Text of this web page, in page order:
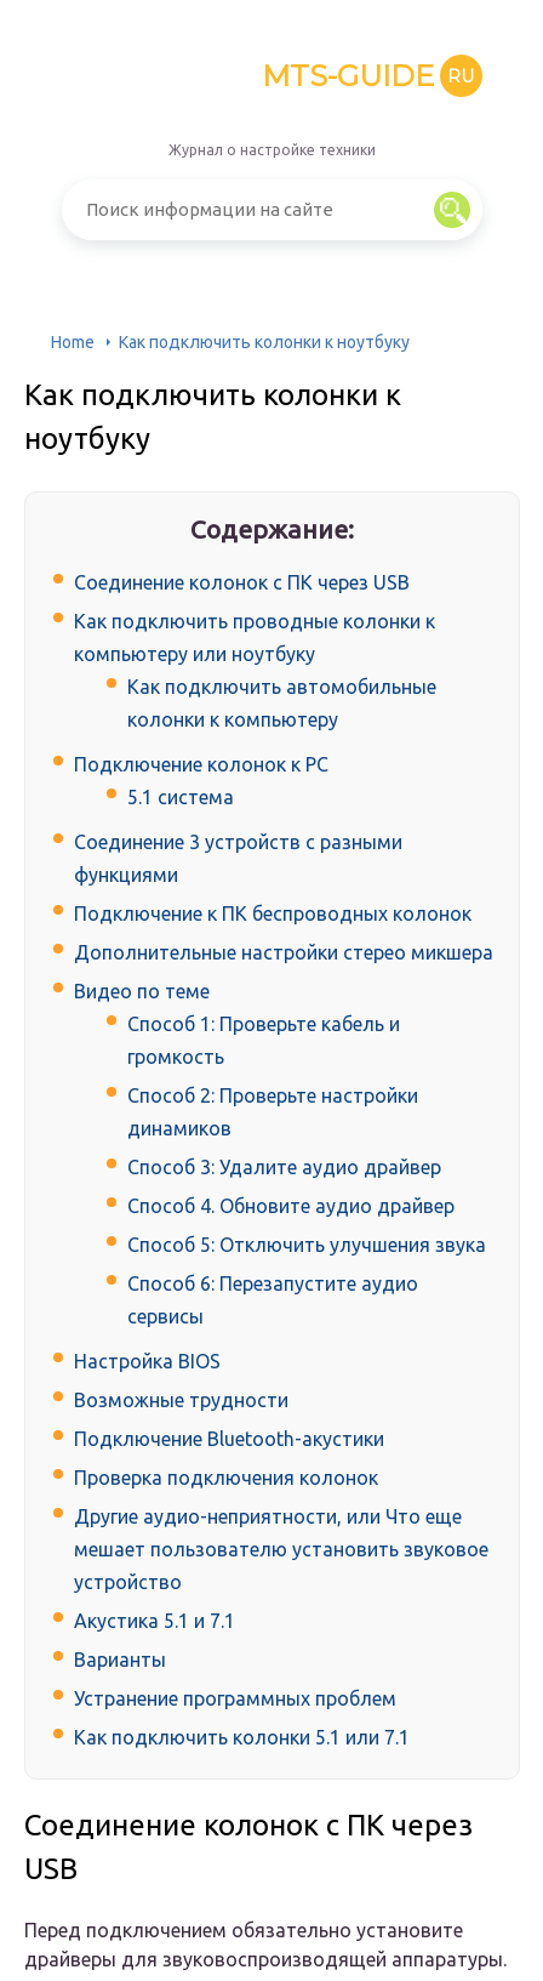
MTS-GUIDE RU
Журнал о настройке техники
Home Как подключить колонки к ноутбуку
Как подключить колонки к
ноутбуку
Содержание:
Соединение колонок с ПК через USB
Как подключить проводные колонки к
компьютеру или ноутбуку
Как подключить автомобильные
колонки к компьютеру
Подключение колонок к PC
5.1 система
Соединение 3 устройств c разными
функциями
Подключение к ПК беспроводных колонок
Дополнительные настройки стерео микшера
Видео по теме
Способ 1: Проверьте кабель и
громкость
Способ 2: Проверьте настройки
динамиков
Способ 3: Удалите аудио драйвер
Способ 4. Обновите аудио драйвер
Способ 5: Отключить улучшения звука
Способ 6: Перезапустите аудио
сервисы
Настройка BIOS
Возможные трудности
Подключение Bluetooth-акустики
Проверка подключения колонок
Другие аудио-неприятности, или Что еще
мешает пользователю установить звуковое
устройство
Акустика 5.1 и 7.1
Варианты
Устранение программных проблем
Как подключить колонки 5.1 или 7.1
Соединение колонок с ПК через
USB
Перед подключением обязательно установите
драйверы для звуковоспроизводящей аппаратуры.